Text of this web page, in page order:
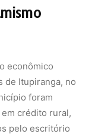
econômico
de Itupiranga, no
foram
crédito rural,
pelo escritório